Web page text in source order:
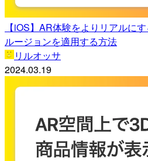
【iOS】AR体験をよりリアルに
ルージョンを適用する方法
リルオッサ
2024.03.19